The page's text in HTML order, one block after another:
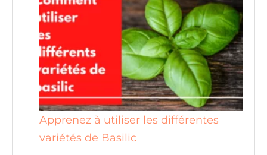
Apprenez à utiliser les différentes
variétés de Basilic